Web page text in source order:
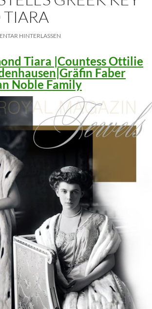
HINTERLASSEN
Tiara |Countess Ottilie
Faber
Noble Family